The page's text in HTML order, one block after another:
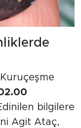
bilgilere
Agit Ataç,